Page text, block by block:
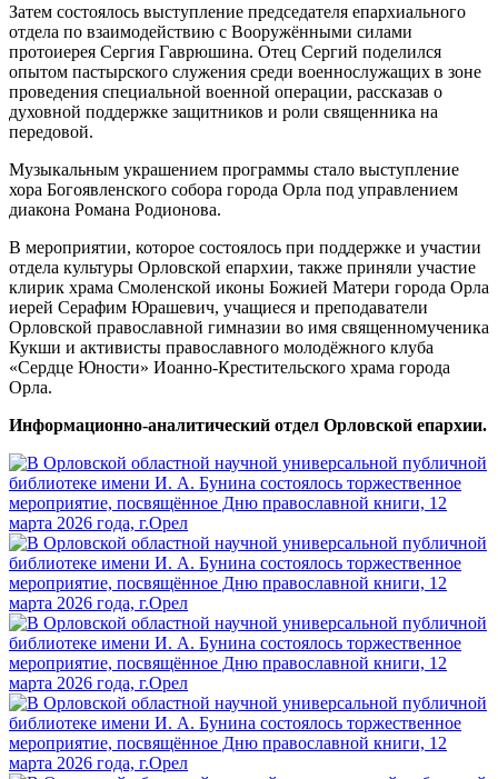
Затем состоялось выступление председателя епархиального
отдела по взаимодействию с Вооружёнными силами
протоиерея Сергия Гаврюшина. Отец Сергий поделился
опытом пастырского служения среди военнослужащих в зоне
проведения специальной военной операции, рассказав о
духовной поддержке защитников и роли священника на
передовой.
Музыкальным украшением программы стало выступление
хора Богоявленского собора города Орла под управлением
диакона Романа Родионова.
В мероприятии, которое состоялось при поддержке и участии
отдела культуры Орловской епархии, также приняли участие
клирик храма Смоленской иконы Божией Матери города Орла
иерей Серафим Юрашевич, учащиеся и преподаватели
Орловской православной гимназии во имя священномученика
Кукши и активисты православного молодёжного клуба
«Сердце Юности» Иоанно-Крестительского храма города
Орла.
Информационно-аналитический отдел Орловской епархии.